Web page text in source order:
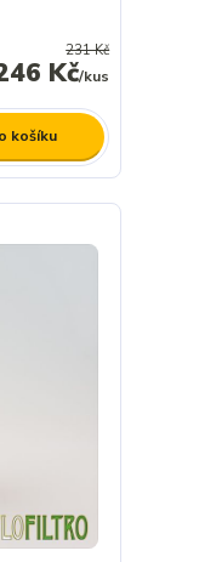
231 Kč
Kč/kus
košíku